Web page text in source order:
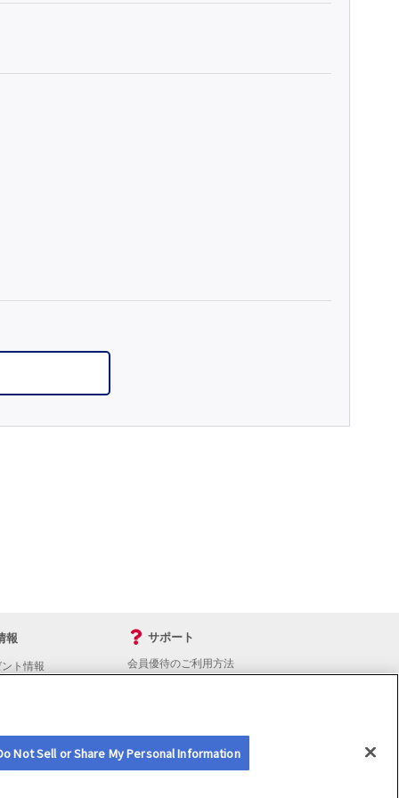
報
ト情報
サポート
会員優待のご利用方法
会員優待サービスの提携をご検討の方へ
Not Sell or Share My Personal Information